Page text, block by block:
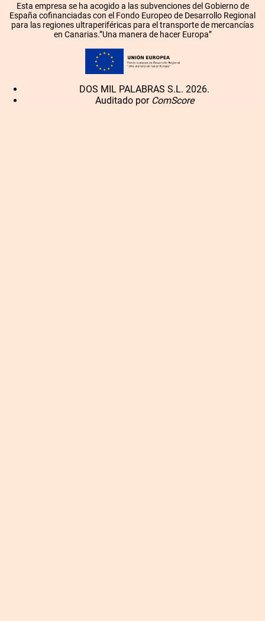
Esta empresa se ha acogido a las subvenciones del Gobierno de
España cofinanciadas con el Fondo Europeo de Desarrollo Regional
para las regiones ultraperiféricas para el transporte de mercancías
en Canarias.”Una manera de hacer Europa”
DOS MIL PALABRAS S.L. 2026.
Auditado por ComScore